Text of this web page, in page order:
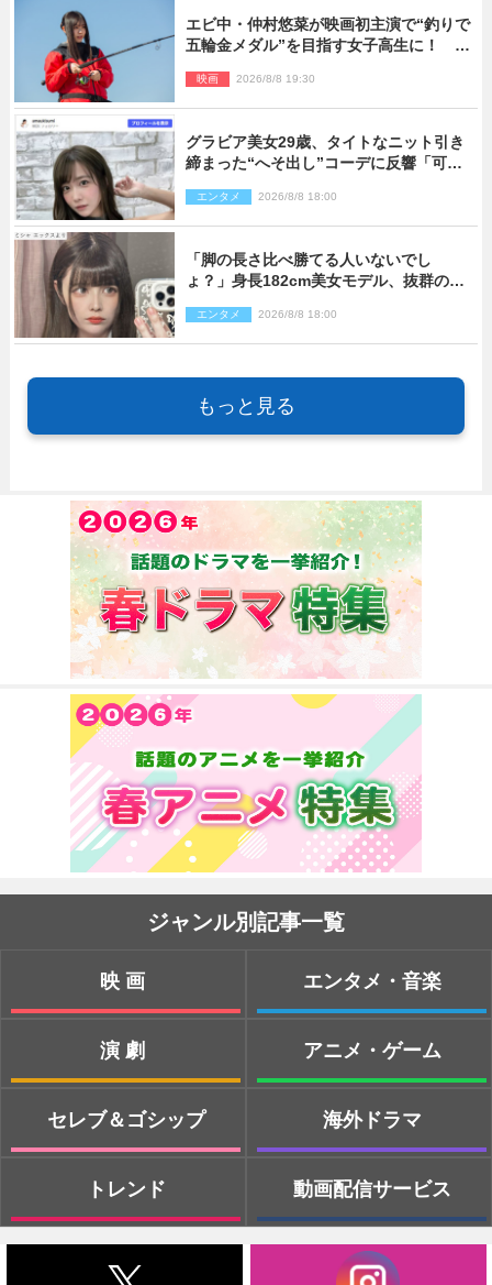
エビ中・仲村悠菜が映画初主演で“釣りで
五輪金メダル”を目指す女子高生に！ 映
映画 2026/8/8 19:30
グラビア美女29歳、タイトなニット引き
締まった“へそ出し”コーデに反響「可愛
エンタメ 2026/8/8 18:00
「脚の長さ比べ勝てる人いないでし
ょ？」身長182cm美女モデル、抜群のプ
エンタメ 2026/8/8 18:00
もっと見る
ジャンル別記事一覧
映画
演劇
セレブ＆ゴシップ
トレンド
エンタメ・音楽
アニメ・ゲーム
海外ドラマ
動画配信サービス